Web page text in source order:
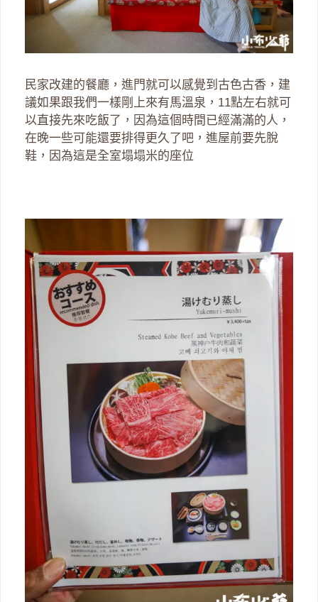
民家改建的餐廳，進門就可以感覺到古色古香，建
議如果跟我們一樣剛上來有馬溫泉，11點左右就可
以直接先來吃飯了，因為這個時間已經滿滿的人，
在晚一些可能還要排得更久了吧，進屋前要先脫
鞋，因為這是全室塌塌米的座位